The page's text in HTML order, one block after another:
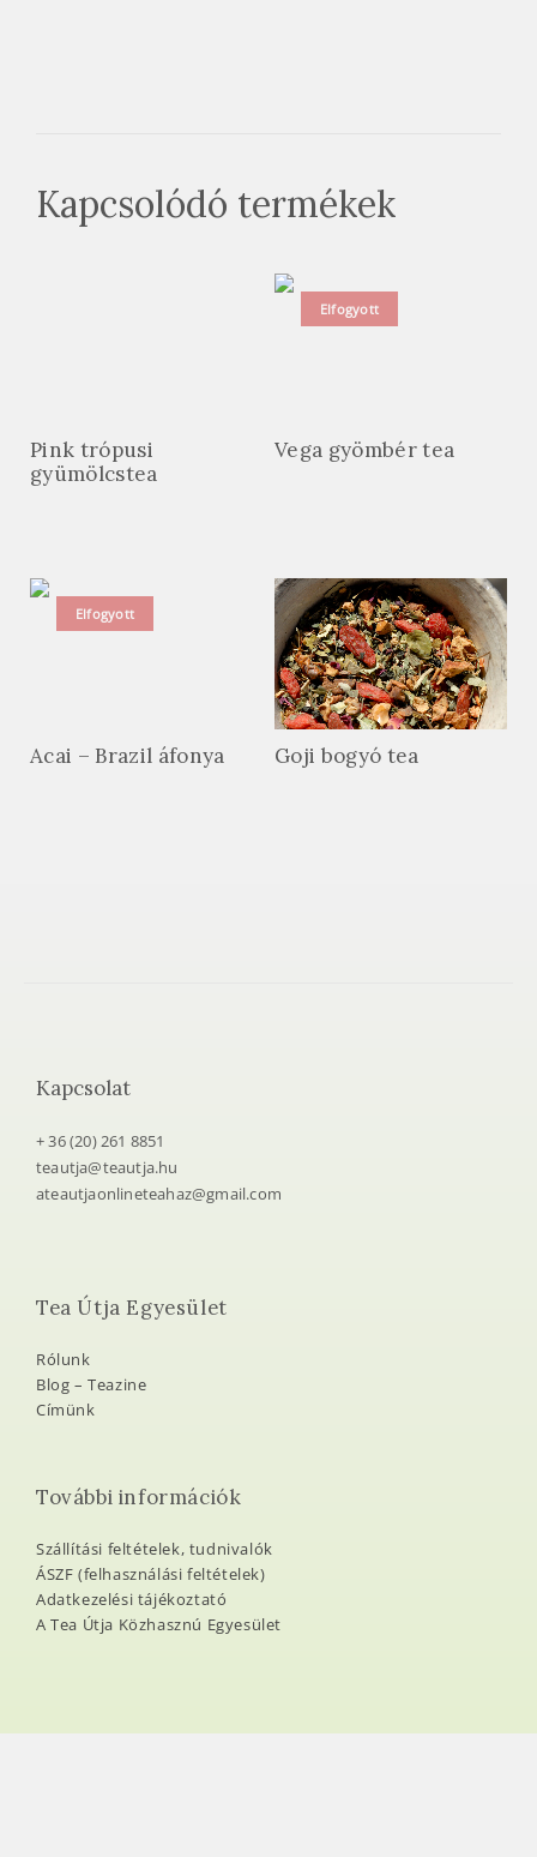
Kapcsolódó termékek
Pink trópusi
gyümölcstea
Elfogyott
Vega gyömbér tea
Elfogyott
Acai – Brazil áfonya Goji bogyó tea
Kapcsolat
+ 36 (20) 261 8851
teautja@teautja.hu
ateautjaonlineteahaz@gmail.com
Tea Útja Egyesület
Rólunk
Blog – Teazine
Címünk
További információk
Szállítási feltételek, tudnivalók
ÁSZF (felhasználási feltételek)
Adatkezelési tájékoztató
A Tea Útja Közhasznú Egyesület